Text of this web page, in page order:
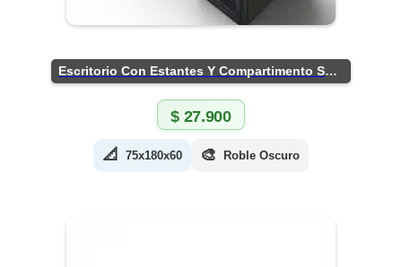
Escritorio Con Estantes Y Compartimento Seguro
$27.900
📐 75x180x60 🎨 Roble Oscuro